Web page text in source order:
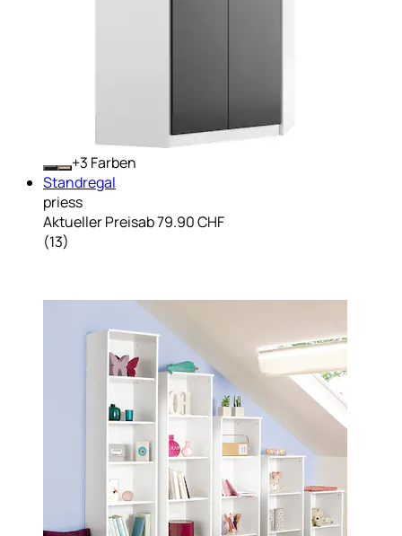
+ Farben
Standregal
priess
Aktueller Preisab79.90 CHF
(13)